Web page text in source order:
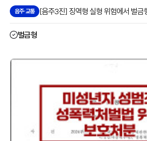
음주·교통 [음주3진] 징역형 실형 위험에서 벌금
벌금형